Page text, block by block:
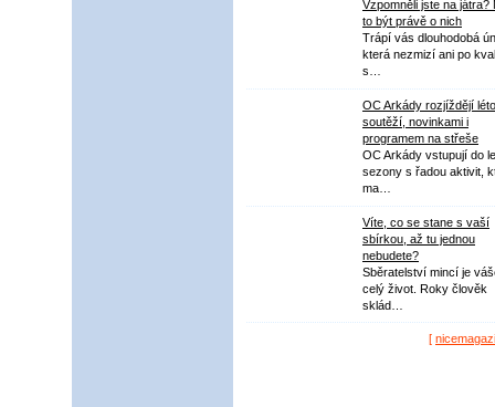
Vzpomněli jste na játra?
to být právě o nich
Trápí vás dlouhodobá
která nezmizí ani po
s…
OC Arkády rozjíždějí léto
soutěží, novinkami i
programem na střeše
OC Arkády vstupují do
sezony s řadou aktivit,
ma…
Víte, co se stane s vaší
sbírkou, až tu jednou
nebudete?
Sběratelství mincí je
celý život. Roky člověk
sklád…
[